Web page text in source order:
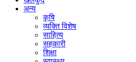
अन्य
कृषि
व्यक्ति विशेष
साहित्य
सहकारी
शिक्षा